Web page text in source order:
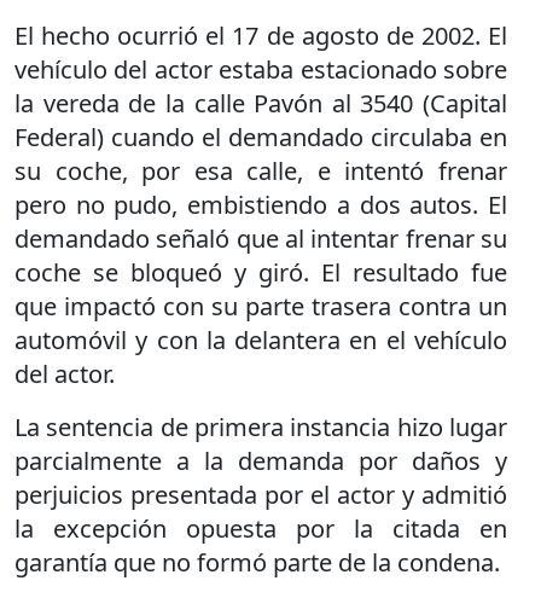
El hecho ocurrió el 17 de agosto de 2002. El
vehículo del actor estaba estacionado sobre
la vereda de la calle Pavón al 3540 (Capital
Federal) cuando el demandado circulaba en
su coche, por esa calle, e intentó frenar
pero no pudo, embistiendo a dos autos. El
demandado señaló que al intentar frenar su
coche se bloqueó y giró. El resultado fue
que impactó con su parte trasera contra un
automóvil y con la delantera en el vehículo
del actor.
La sentencia de primera instancia hizo lugar
parcialmente a la demanda por daños y
perjuicios presentada por el actor y admitió
la excepción opuesta por la citada en
garantía que no formó parte de la condena.